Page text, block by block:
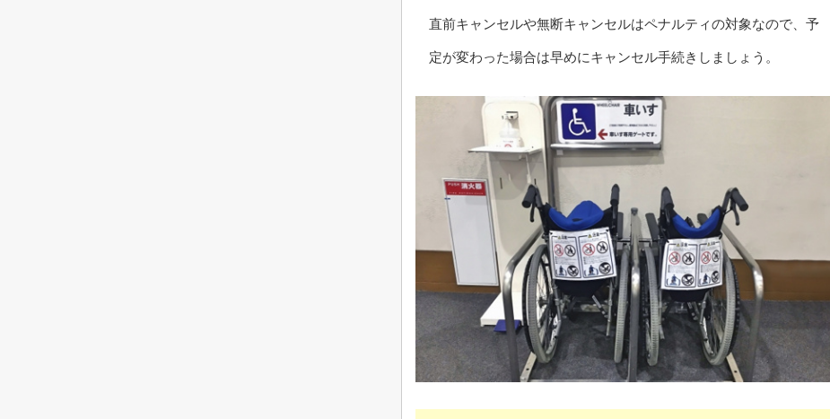
直前キャンセルや無断キャンセルはペナルティの対象なので、予
定が変わった場合は早めにキャンセル手続きしましょう。